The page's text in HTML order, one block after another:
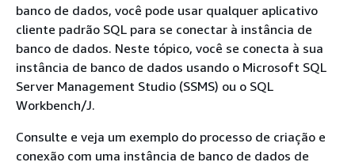
banco de dados, você pode usar qualquer aplicativo
cliente padrão SQL para se conectar à instância de
banco de dados. Neste tópico, você se conecta à sua
instância de banco de dados usando o Microsoft SQL
Server Management Studio (SSMS) ou o SQL
Workbench/J.
Consulte e veja um exemplo do processo de criação e
conexão com uma instância de banco de dados de